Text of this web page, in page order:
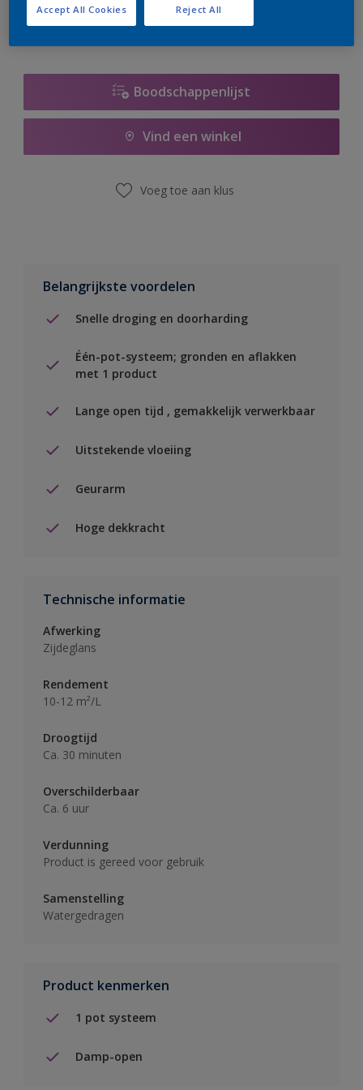
Boodschappenlijst
Vind een winkel
Voeg toe aan klus
Belangrijkste voordelen
Snelle droging en doorharding
Één-pot-systeem; gronden en aflakken
met 1 product
Lange open tijd , gemakkelijk verwerkbaar
Uitstekende vloeiing
Geurarm
Hoge dekkracht
Technische informatie
Afwerking
Zijdeglans
Rendement
10-12 m²/L
Droogtijd
Ca. 30 minuten
Overschilderbaar
Ca. 6 uur
Verdunning
Product is gereed voor gebruik
Samenstelling
Watergedragen
Product kenmerken
1 pot systeem
Damp-open
Reject All
Accept All Cookies